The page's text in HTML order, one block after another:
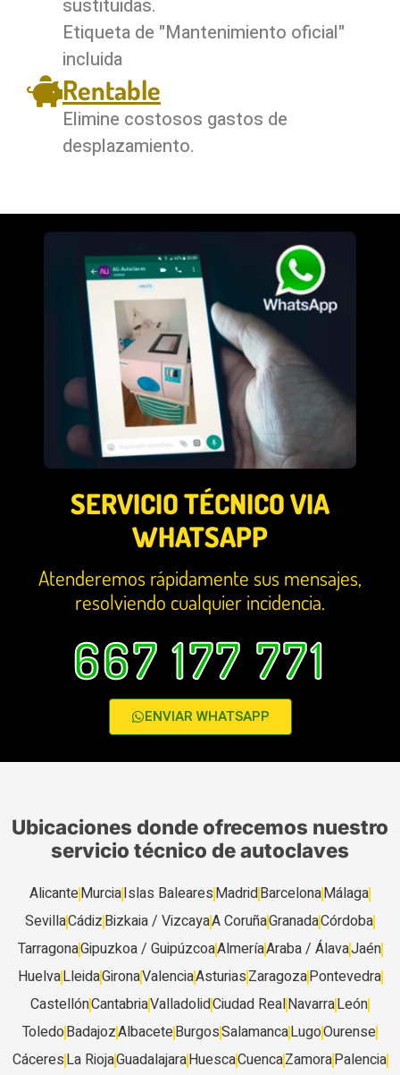
sustituidas.
Etiqueta de "Mantenimiento oficial"
incluida
Rentable
Elimine costosos gastos de
desplazamiento.
SERVICIO TÉCNICO VIA
WHATSAPP
Atenderemos rápidamente sus mensajes,
resolviendo cualquier incidencia.
667 177 771
ENVIAR WHATSAPP
Ubicaciones donde ofrecemos nuestro
servicio técnico de autoclaves
AlicanteMurciaIslas BalearesMadridBarcelonaMálaga
SevillaCádizBizkaia / VizcayaA CoruñaGranadaCórdoba
TarragonaGipuzkoa / GuipúzcoaAlmeríaAraba / ÁlavaJaén
HuelvaLleidaGironaValenciaAsturiasZaragozaPontevedra
CastellónCantabriaValladolidCiudad RealNavarraLeón
ToledoBadajozAlbaceteBurgosSalamancaLugoOurense
CáceresLa RiojaGuadalajaraHuescaCuencaZamoraPalencia